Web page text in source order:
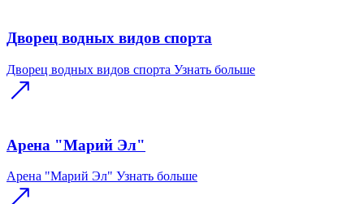
Дворец водных видов спорта
Дворец водных видов спорта Узнать больше
Арена "Марий Эл"
Арена "Марий Эл" Узнать больше